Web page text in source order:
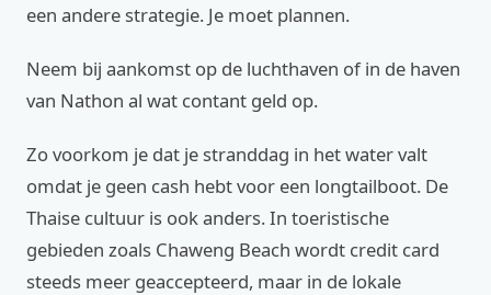
een andere strategie. Je moet plannen.
Neem bij aankomst op de luchthaven of in de haven
van Nathon al wat contant geld op.
Zo voorkom je dat je stranddag in het water valt
omdat je geen cash hebt voor een longtailboot. De
Thaise cultuur is ook anders. In toeristische
gebieden zoals Chaweng Beach wordt credit card
steeds meer geaccepteerd, maar in de lokale